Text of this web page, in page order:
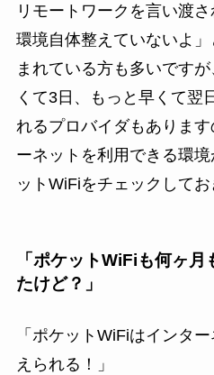
リモートワークを言い渡
環境自体整えていないよ
まれている方も多いです
くて3日、もっと早くて翌
れるプロバイダもありま
ーネットを利用できる環
ットWiFiをチェックしてお
「ポケットWiFiも何ヶ
たけど？」
「ポケットWiFiはインタ
えられる！」